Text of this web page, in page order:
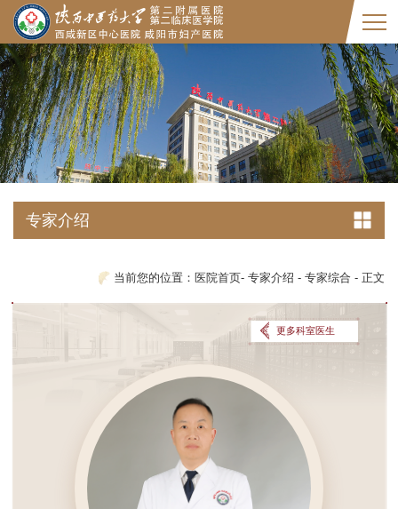
专家介绍
当前您的位置： 医院首页- 专家介绍 - 专家综合 - 正文
更多科室医生